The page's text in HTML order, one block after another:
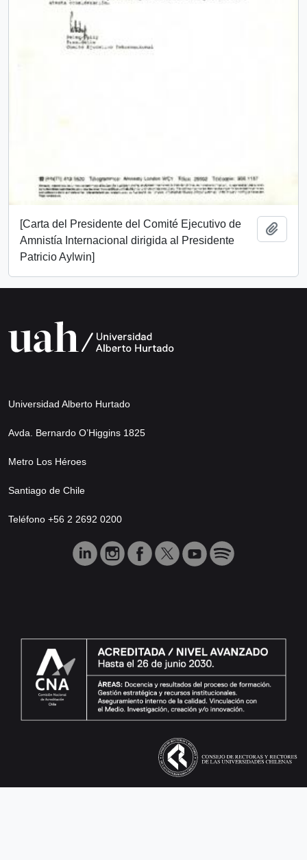
[Carta del Presidente del Comité Ejecutivo de
Amnistía Internacional dirigida al Presidente
Patricio Aylwin]
Universidad Alberto Hurtado
Avda. Bernardo O’Higgins 1825
Metro Los Héroes
Santiago de Chile
Teléfono +56 2 2692 0200